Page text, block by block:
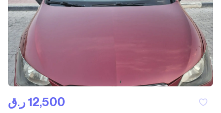
ر.ق‎ 12,500